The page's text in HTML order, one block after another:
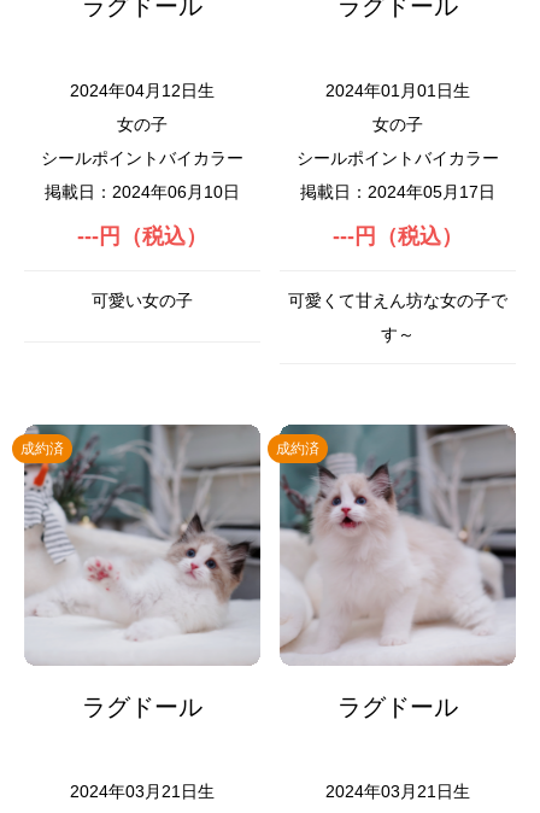
ラグドール
2024年04月12日生
女の子
シールポイントバイカラー
掲載日：2024年06月10日
---円（税込）
可愛い女の子
ラグドール
2024年01月01日生
女の子
シールポイントバイカラー
掲載日：2024年05月17日
---円（税込）
可愛くて甘えん坊な女の子で
す～
成約済
ラグドール
2024年03月21日生
成約済
ラグドール
2024年03月21日生